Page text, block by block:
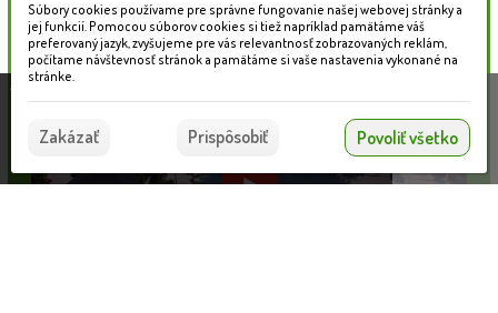
Táto stránka používa súbory cookies, ktoré nám
pomáhajú poskytovať služby. Používaním našich
služieb vyjadrujete súhlas s používaním súborov
Súhlasím
Súbory cookies používame pre správne fungovanie našej webovej stránky a
jej funkcií. Pomocou súborov cookies si tiež napríklad pamätáme váš
preferovaný jazyk, zvyšujeme pre vás relevantnosť zobrazovaných reklám,
počítame návštevnosť stránok a pamätáme si vaše nastavenia vykonané na
stránke.
Zakázať Prispôsobiť Povoliť všetko